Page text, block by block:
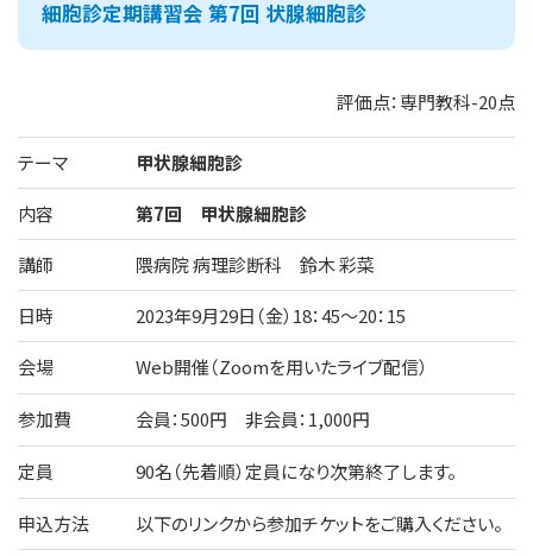
細胞診定期講習会 第7回 状腺細胞診
評価点：専門教科-20点
テーマ 甲状腺細胞診
内容 第7回 甲状腺細胞診
講師 隈病院 病理診断科 鈴木 彩菜
日時 2023年9月29日（金）18：45～20：15
会場 Web開催（Zoomを用いたライブ配信）
参加費 会員：500円 非会員：1,000円
定員 90名（先着順）定員になり次第終了します。
申込方法 以下のリンクから参加チケットをご購入ください。